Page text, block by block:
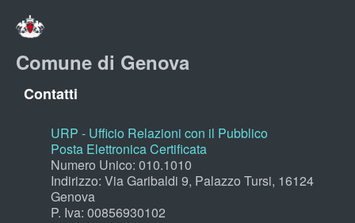
Comune di Genova
Contatti
URP - Ufficio Relazioni con il Pubblico
Posta Elettronica Certificata
Numero Unico: 010.1010
Indirizzo: Via Garibaldi 9, Palazzo Tursi, 16124
Genova
P. Iva: 00856930102